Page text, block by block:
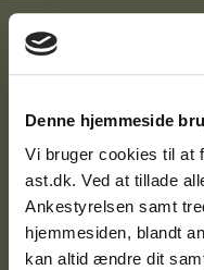
Denne hjemmeside
Vi bruger cookies til at
ast.dk. Ved at tillade
Ankestyrelsen samt
hjemmesiden, blandt
kan altid ændre dit
Ankestyrelsen
9000 Aalborg
Ankestyrelsen